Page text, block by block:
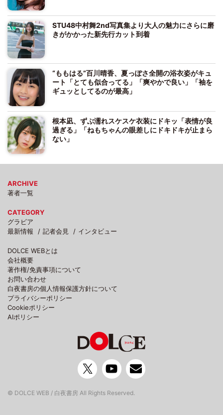
STU48中村舞2nd写真集より大人の魅力にさらに磨
きがかかった新先行カット到着
“ももはる”百川晴香、夏っぽさ全開の浴衣姿がキュ
ート「とても似合ってる」「爽やかで良い」「袖を
ギュッとしてるのが最高」
根本凪、ずぶ濡れスケスケ衣装にドキッ「表情が良
過ぎる」「ねもちゃんの眼差しにドキドキが止まら
ない」
ARCHIVE
著者一覧
CATEGORY
グラビア
最新情報
記者会見 インタビュー
DOLCE WEBとは
会社概要
著作権/免責事項について
お問い合わせ
白夜書房の個人情報保護方針について
プライバシーポリシー
Cookieポリシー
AIポリシー
© DOLCE WEB / 白夜書房 All Rights Reserved.